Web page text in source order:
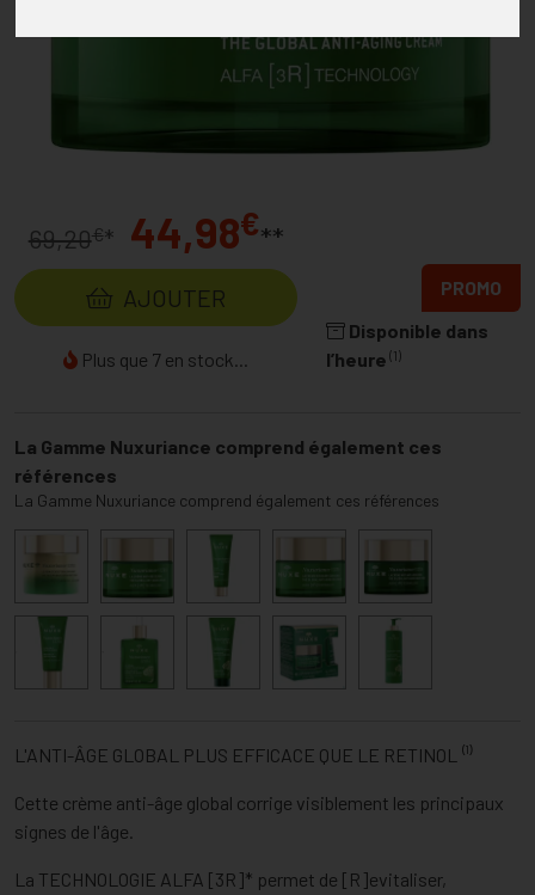
69,20€* 44,98€**
AJOUTER
Plus que 7 en stock...
PROMO
Disponible dans
l’heure (1)
La Gamme Nuxuriance comprend également ces
références
La Gamme Nuxuriance comprend également ces références
L'ANTI-ÂGE GLOBAL PLUS EFFICACE QUE LE RETINOL ⁽¹⁾
Cette crème anti-âge global corrige visiblement les principaux
signes de l'âge.
La TECHNOLOGIE ALFA [3R]* permet de [R]evitaliser,